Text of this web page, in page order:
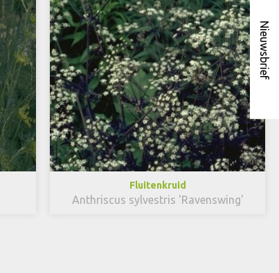
Fluitenkruid
Anthriscus sylvestris 'Ravenswing'
Nieuwsbrief